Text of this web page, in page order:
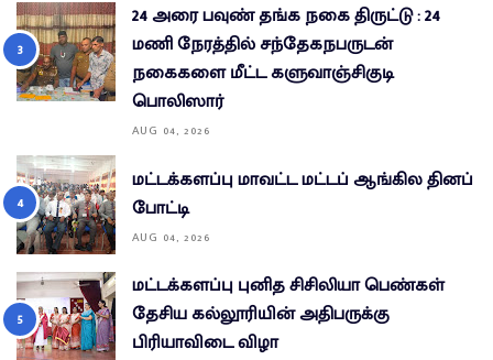
24 அரை பவுண் தங்க நகை திருட்டு : 24
மணி நேரத்தில் சந்தேகநபருடன்
நகைகளை மீட்ட களுவாஞ்சிகுடி
பொலிஸார்
AUG 04, 2026
மட்டக்களப்பு மாவட்ட மட்டப் ஆங்கில தினப்
போட்டி
AUG 04, 2026
மட்டக்களப்பு புனித சிசிலியா பெண்கள்
தேசிய கல்லூரியின் அதிபருக்கு
பிரியாவிடை விழா